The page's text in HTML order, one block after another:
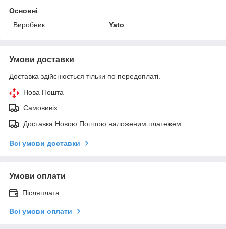
Основні
Виробник
Yato
Умови доставки
Доставка здійснюється тільки по передоплаті.
Нова Пошта
Самовивіз
Доставка Новою Поштою наложеним платежем
Всі умови доставки
Умови оплати
Післяплата
Всі умови оплати